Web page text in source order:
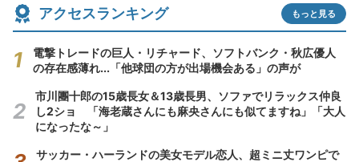
アクセスランキング もっと見る
電撃トレードの巨人・リチャード、ソフトバンク・秋広優人
の存在感薄れ...「他球団の方が出場機会ある」の声が
市川團十郎の15歳長女＆13歳長男、ソファでリラックス仲良
し2ショ 「海老蔵さんにも麻央さんにも似てますね」「大人
になったな～」
サッカー・ハーランドの美女モデル恋人、超ミニ丈ワンピで